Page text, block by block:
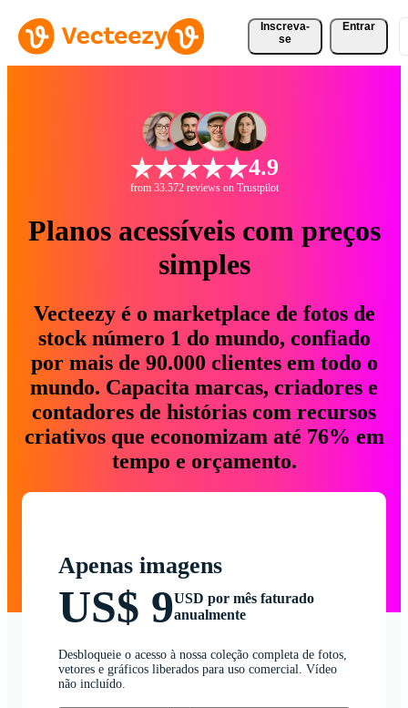
Inscreva-
se
Entrar
4.9
from 33.572 reviews on Trustpilot
Planos acessíveis com preços
simples
Vecteezy é o marketplace de fotos de
stock número 1 do mundo, confiado
por mais de 90.000 clientes em todo o
mundo. Capacita marcas, criadores e
contadores de histórias com recursos
criativos que economizam até 76% em
tempo e orçamento.
Apenas imagens
US$ 9USD por mês faturado
anualmente
Desbloqueie o acesso à nossa coleção completa de fotos,
vetores e gráficos liberados para uso comercial. Vídeo
não incluído.